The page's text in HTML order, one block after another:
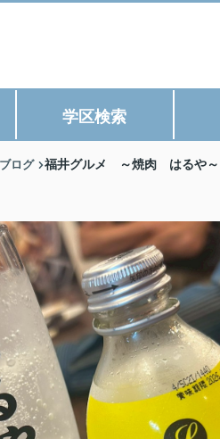
学区検索
ブログ 福井グルメ ～焼肉 はるや～